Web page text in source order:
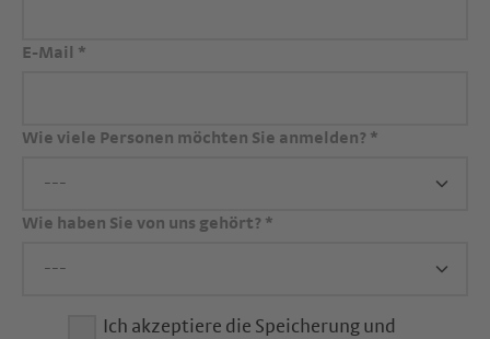
E-Mail *
Wie viele Personen möchten Sie anmelden? *
Wie haben Sie von uns gehört? *
Ich akzeptiere die Speicherung und